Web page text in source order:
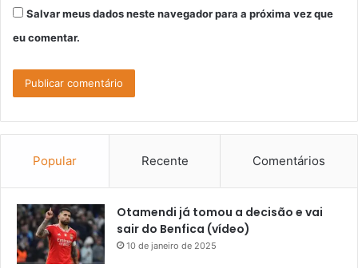
Salvar meus dados neste navegador para a próxima vez que
eu comentar.
Popular Recente Comentários
Otamendi já tomou a decisão e vai
sair do Benfica (vídeo)
10 de janeiro de 2025